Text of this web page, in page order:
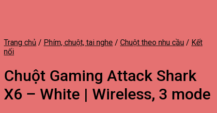
Trang chủ / Phím, chuột, tai nghe / Chuột theo nhu cầu / Kết
nối
Chuột Gaming Attack Shark
X6 – White | Wireless, 3 mode